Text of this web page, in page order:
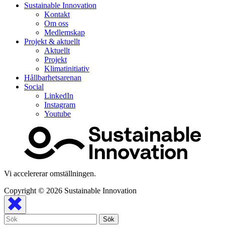
Sustainable Innovation
Kontakt
Om oss
Medlemskap
Projekt & aktuellt
Aktuellt
Projekt
Klimatinitiativ
Hållbarhetsarenan
Social
LinkedIn
Instagram
Youtube
Vi accelererar omställningen.
Copyright © 2026 Sustainable Innovation